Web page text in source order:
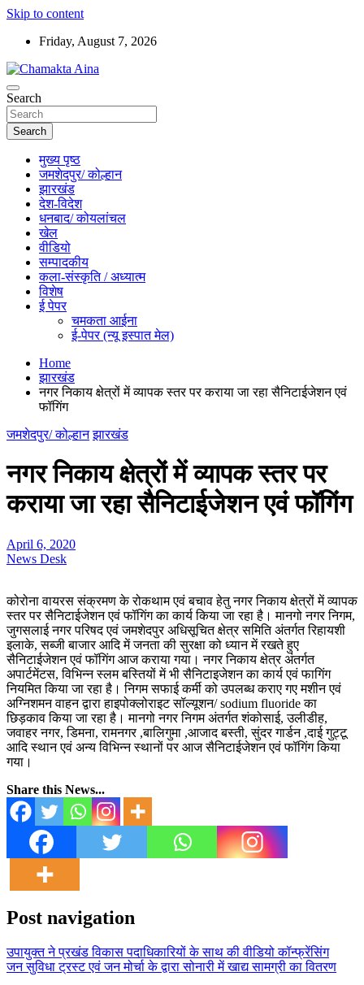
Skip to content
Friday, August 7, 2026
Chamakta Aina
Hindi News Paper – Jharkhand
Search
Search
मुख्य पृष्ठ
जमशेदपुर/ कोल्हान
झारखंड
देश-विदेश
धनबाद/ कोयलांचल
खेल
वीडियो
सम्पादकीय
कला-संस्कृति / अध्यात्म
विशेष
ई पेपर
चमकता आईना
ई-पेपर (न्यू इस्पात मेल)
Home
झारखंड
नगर निकाय क्षेत्रों में व्यापक स्तर पर कराया जा रहा सैनिटाईजेशन एवं
फॉगिंग
जमशेदपुर/ कोल्हान झारखंड
नगर निकाय क्षेत्रों में व्यापक स्तर पर
कराया जा रहा सैनिटाईजेशन एवं फॉगिंग
April 6, 2020
News Desk
कोरोना वायरस संक्रमण के रोकथाम एवं बचाव हेतु नगर निकाय क्षेत्रों में व्यापक
स्तर पर सैनिटाईजेशन एवं फॉगिंग का कार्य किया जा रहा है। मानगो नगर निगम,
जुगसलाई नगर परिषद एवं जमशेदपुर अधिसूचित क्षेत्र समिति अंतर्गत रिहायशी
इलाके, सब्जी बाजार आदि में जनता की सुरक्षा को ध्यान में रखते हुए
सैनिटाईजेशन एवं फॉगिंग आज कराया गया। नगर निकाय क्षेत्र अंतर्गत
अपार्टमेंटस, विभिन्न स्लम बस्तियों में भी सैनिटाइजेशन का कार्य एवं फागिंग
नियमित किया जा रहा है। निगम सफाई कर्मी को उपलब्ध कराए गए मशीन एवं
अग्निशमन वाहन द्वारा हाइपोक्लोराइट सॉल्यूशन/ sodium fluoride का
छिड़काव किया जा रहा है। मानगो नगर निगम अंतर्गत शंकोसाई, उलीडीह,
जवाहर नगर, डिमना, रामनगर ,बालिगुमा ,आजाद बस्ती, सुंदर गार्डन ,दाई गुट्टू
आदि स्थान एवं अन्य विभिन्न स्थानों पर आज सैनिटाईजेशन एवं फॉगिंग किया
गया।
Share this News...
Post navigation
उपायुक्त ने प्रखंड विकास पदाधिकारियों के साथ की वीडियो कॉन्फ्रेंसिंग
जन सुविधा ट्रस्ट एवं जन मोर्चा के द्वारा सोनारी में खाद्य सामग्री का वितरण